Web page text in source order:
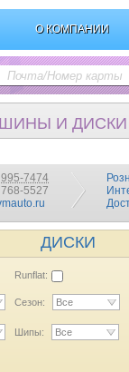
О КОМПАНИИ
И ДИСКИ
7474
5527
ДИСКИ
Runflat:
Сезон: Все
Шипы: Все